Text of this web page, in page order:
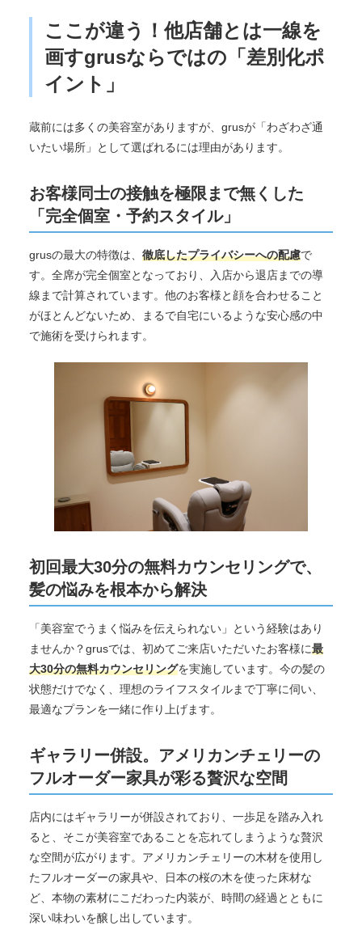
ここが違う！他店舗とは一線を
画すgrusならではの「差別化ポ
イント」
蔵前には多くの美容室がありますが、grusが「わざわざ通
いたい場所」として選ばれるには理由があります。
お客様同士の接触を極限まで無くした
「完全個室・予約スタイル」
grusの最大の特徴は、 徹底したプライバシーへの配慮で
す。全席が完全個室となっており、入店から退店までの導
線まで計算されています。他のお客様と顔を合わせること
がほとんどないため、まるで自宅にいるような安心感の中
で施術を受けられます。
初回最大30分の無料カウンセリングで、
髪の悩みを根本から解決
「美容室でうまく悩みを伝えられない」という経験はあり
ませんか？grusでは、初めてご来店いただいたお客様に最
大30分の無料カウンセリングを実施しています。今の髪の
状態だけでなく、理想のライフスタイルまで丁寧に伺い、
最適なプランを一緒に作り上げます。
ギャラリー併設。アメリカンチェリーの
フルオーダー家具が彩る贅沢な空間
店内にはギャラリーが併設されており、一歩足を踏み入れ
ると、そこが美容室であることを忘れてしまうような贅沢
な空間が広がります。アメリカンチェリーの木材を使用し
たフルオーダーの家具や、日本の桜の木を使った床材な
ど、本物の素材にこだわった内装が、時間の経過とともに
深い味わいを醸し出しています。